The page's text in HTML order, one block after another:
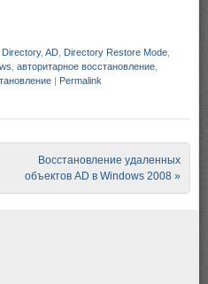
, AD Directory Restore Mode
авторитарное восстановление
| Permalink
Восстановление удаленных
объектов AD в Windows 2008 »